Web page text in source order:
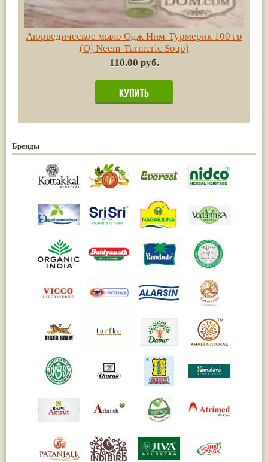
Аюрведическое мыло Одж Ним-Турмерик 100 гр
(Oj Neem-Turmeric Soap)
110.00 руб.
Бренды